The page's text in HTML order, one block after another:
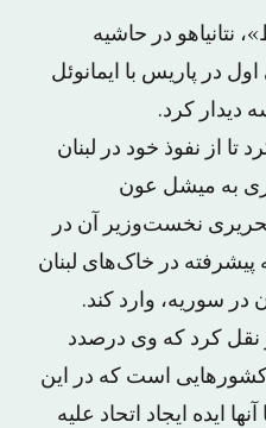
نتانیاهو در حاشیه
در پاریس با ایمانوئل
دیدار کرد.
از نفوذ خود در لبنان
به میشل عون
نخست‌وزیر آن در
در خاک‌های لبنان
در سوریه، وارد کند.
نقل کرد که وی درصدد
بیشتر با ۶۰ رهبر کشورهایی است که در این
ایده ایجاد اتحاد علیه